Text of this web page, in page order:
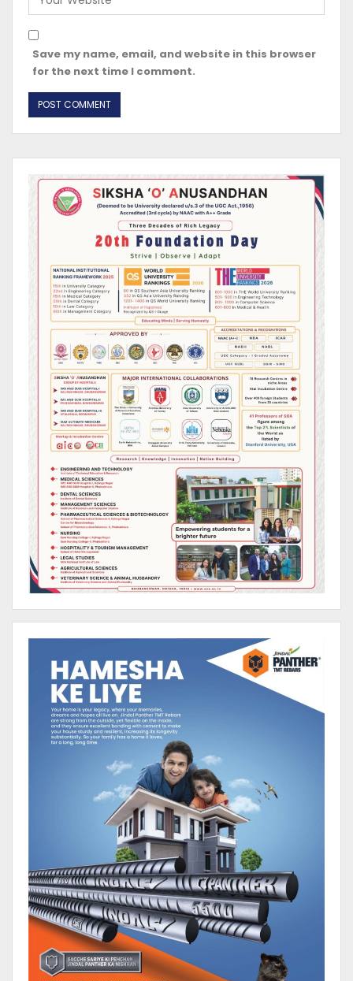
Save my name, email, and website in this browser
for the next time I comment.